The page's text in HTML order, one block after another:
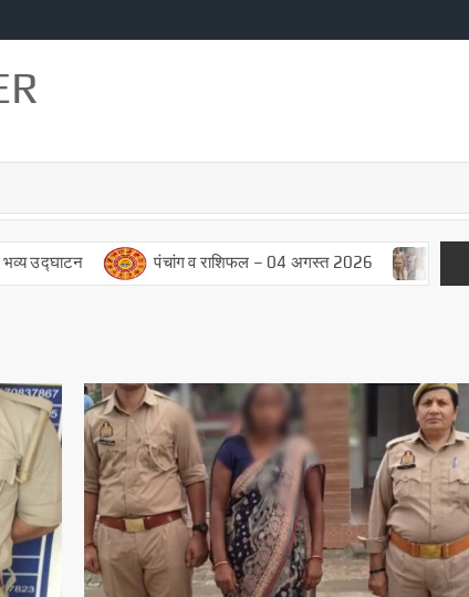
पंचांग व राशिफल – 04 अगस्त 2026 अपहृता के घर से अपहृत